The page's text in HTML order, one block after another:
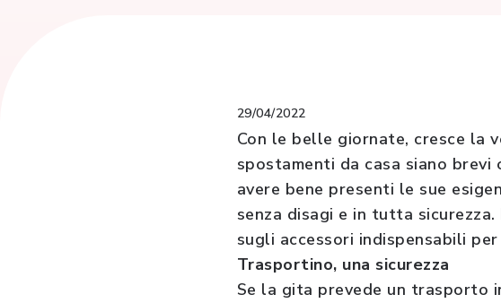
29/04/2022
Con le belle giornate, cresce la
spostamenti da casa siano
avere bene presenti le sue
senza disagi e in tutta
sugli accessori indispensabili
Trasportino, una sicurezza
Se la gita prevede un trasporto